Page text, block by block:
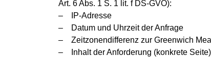
Art. 6 Abs. 1 S. 1 lit. f DS-GVO):
– IP-Adresse
– Datum und Uhrzeit der Anfrage
– Zeitzonendifferenz zur Greenwich
– Inhalt der Anforderung (konkrete Seite)